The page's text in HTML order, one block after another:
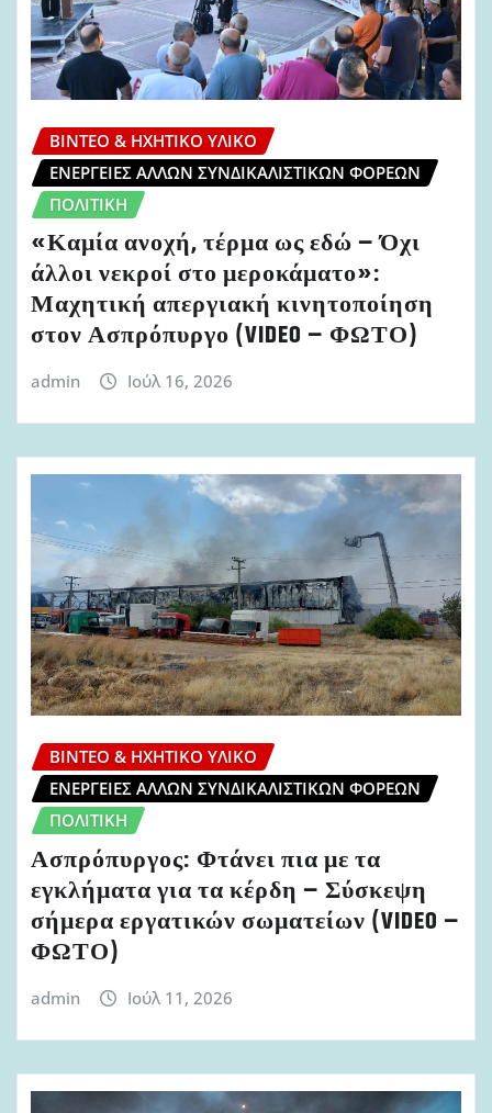
ΒΊΝΤΕΟ & ΗΧΗΤΙΚΌ ΥΛΙΚΌ
ΕΝΈΡΓΕΙΕΣ ΆΛΛΩΝ ΣΥΝΔΙΚΑΛΙΣΤΙΚΏΝ ΦΟΡΈΩΝ
ΠΟΛΙΤΙΚΉ
«Καμία ανοχή, τέρμα ως εδώ – Όχι
άλλοι νεκροί στο μεροκάματο»:
Μαχητική απεργιακή κινητοποίηση
στον Ασπρόπυργο (VIDEO – ΦΩΤΟ)
admin Ιούλ 16, 2026
ΒΊΝΤΕΟ & ΗΧΗΤΙΚΌ ΥΛΙΚΌ
ΕΝΈΡΓΕΙΕΣ ΆΛΛΩΝ ΣΥΝΔΙΚΑΛΙΣΤΙΚΏΝ ΦΟΡΈΩΝ
ΠΟΛΙΤΙΚΉ
Ασπρόπυργος: Φτάνει πια με τα
εγκλήματα για τα κέρδη – Σύσκεψη
σήμερα εργατικών σωματείων (VIDEO –
ΦΩΤΟ)
admin Ιούλ 11, 2026